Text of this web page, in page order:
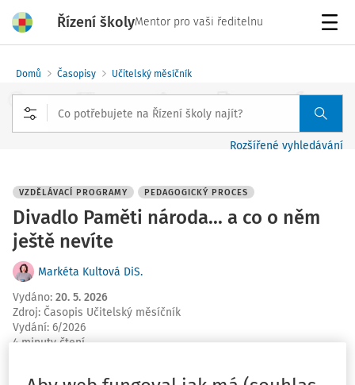
Řízení školyMentor pro vaši ředitelnu
Domů Časopisy Učitelský měsíčník
Rozšířené vyhledávání
VZDĚLÁVACÍ PROGRAMY PEDAGOGICKÝ PROCES
Divadlo Paměti národa... a co o něm
ještě nevíte
Markéta Kultová DiS.
Vydáno: 20. 5. 2026
Zdroj: Časopis Učitelský měsíčník
Vydání: 6/2026
4 minuty čtení
Divadlo Paměti národa funguje už sedm let a postupně